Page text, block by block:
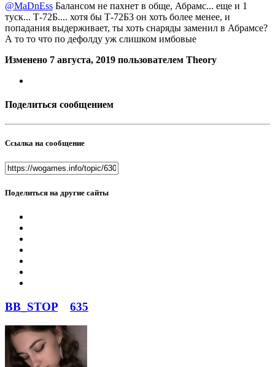
@MaDnEss Балансом не пахнет в обще, Абрамс... еще и 1
туск... Т-72Б.... хотя бы Т-72Б3 он хоть более менее, и
попадания выдерживает, ты хоть снаряды заменил в Абрамсе?
А то то что по дефолду уж слишком имбовые
Изменено 7 августа, 2019 пользователем Theory
Поделиться сообщением
Ссылка на сообщение
Поделиться на другие сайты
BB_STOP 635